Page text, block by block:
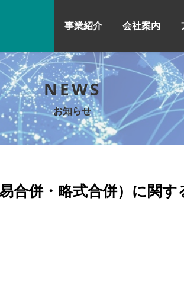
事業紹介 会社案内
NEWS
お知らせ
合併・略式合併）に関